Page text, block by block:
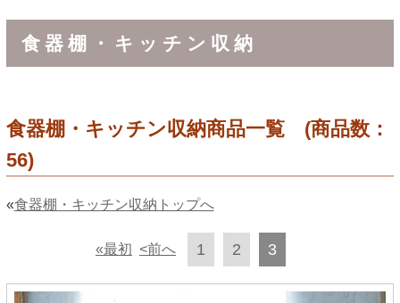
食器棚・キッチン収納
食器棚・キッチン収納商品一覧 (商品数：
56)
«食器棚・キッチン収納トップへ
«最初 <前へ 1 2 3